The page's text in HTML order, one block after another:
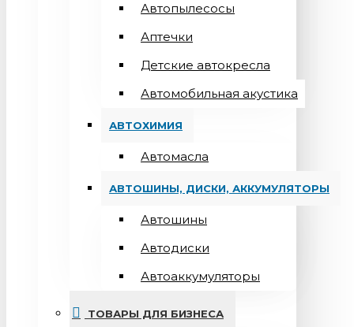
Автопылесосы
Аптечки
Детские автокресла
Автомобильная акустика
АВТОХИМИЯ
Автомасла
АВТОШИНЫ, ДИСКИ, АККУМУЛЯТОРЫ
Автошины
Автодиски
Автоаккумуляторы
ТОВАРЫ ДЛЯ БИЗНЕСА